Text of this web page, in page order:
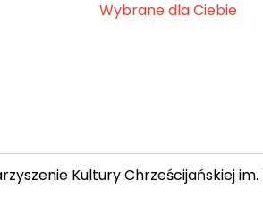
Wybrane dla Ciebie
Kultury Chrześcijańskiej im.